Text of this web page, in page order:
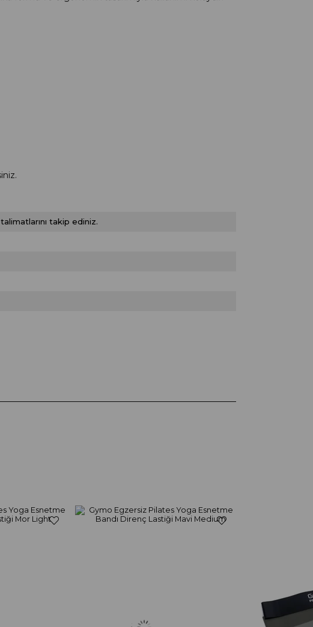
takip ediniz.